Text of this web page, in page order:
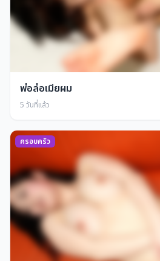
พ่อล่อเมียผม
5 วันที่แล้ว
ครอบครัว